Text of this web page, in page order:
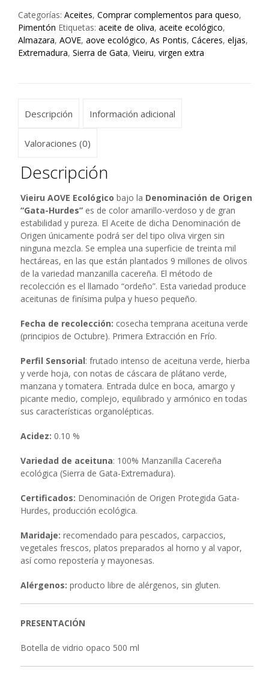
Categorías: Aceites, Comprar complementos para queso,
Pimentón Etiquetas: aceite de oliva, aceite ecológico,
Almazara, AOVE, aove ecológico, As Pontis, Cáceres, eljas,
Extremadura, Sierra de Gata, Vieiru, virgen extra
Descripción Información adicional
Valoraciones (0)
Descripción
Vieiru AOVE Ecológico bajo la Denominación de Origen
“Gata-Hurdes”es de color amarillo-verdoso y de gran
estabilidad y pureza. El Aceite de dicha Denominación de
Origen únicamente podrá ser del tipo oliva virgen sin
ninguna mezcla. Se emplea una superficie de treinta mil
hectáreas, en las que están plantados 9 millones de olivos
de la variedad manzanilla cacereña. El método de
recolección es el llamado “ordeño”. Esta variedad produce
aceitunas de finísima pulpa y hueso pequeño.
Fecha de recolección: cosecha temprana aceituna verde
(principios de Octubre). Primera Extracción en Frío.
Perfil Sensorial: frutado intenso de aceituna verde, hierba
y verde hoja, con notas de cáscara de plátano verde,
manzana y tomatera. Entrada dulce en boca, amargo y
picante medio, complejo, equilibrado y armónico en todas
sus características organolépticas.
Acidez: 0.10 %
Variedad de aceituna: 100% Manzanilla Cacereña
ecológica (Sierra de Gata-Extremadura).
Certificados: Denominación de Origen Protegida Gata-
Hurdes, producción ecológica.
Maridaje: recomendado para pescados, carpaccios,
vegetales frescos, platos preparados al horno y al vapor,
así como repostería y mayonesas.
Alérgenos: producto libre de alérgenos, sin gluten.
PRESENTACIÓN
Botella de vidrio opaco 500 ml